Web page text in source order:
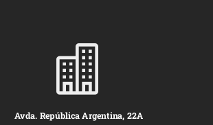

Avda. República Argentina, 22A